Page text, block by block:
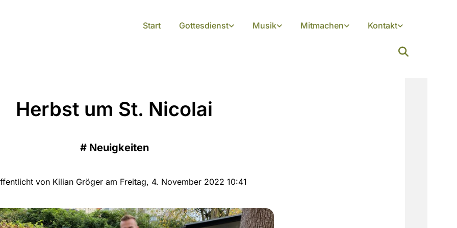
Start Gottesdienst Musik Mitmachen Kontakt
Herbst um St. Nicolai
# Neuigkeiten
von Kilian Gröger am Freitag, 4. November 2022 10:41